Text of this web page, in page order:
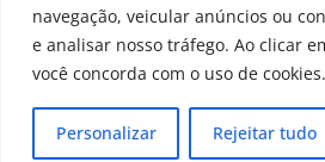
navegação, veicular anúncios ou
e analisar nosso tráfego. Ao clicar
você concorda com o uso de cookies.
Personalizar Rejeitar tudo